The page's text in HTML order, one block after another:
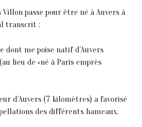
Villon passe pour être né à Auvers à
transcrit :
dont me poise natif d’Auvers
lieu de «né à Paris emprès
d’Auvers (7 kilomètres) a favorisé
des différents hameaux.